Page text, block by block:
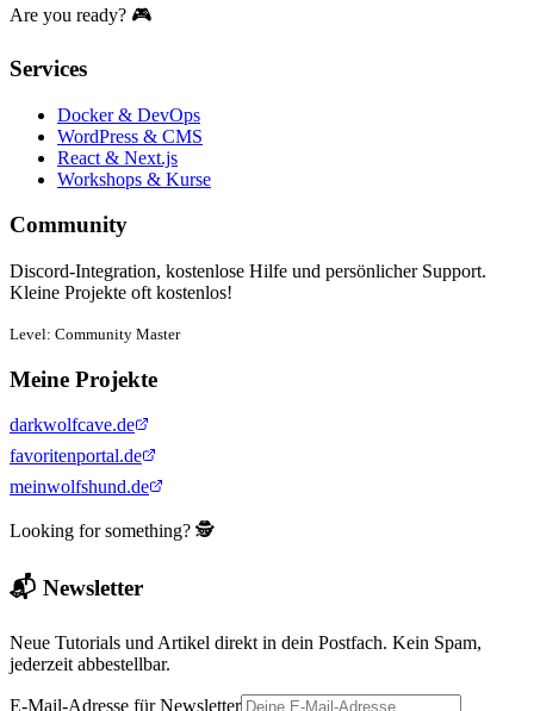
Are you ready? 🎮
Services
Docker & DevOps
WordPress & CMS
React & Next.js
Workshops & Kurse
Community
Discord-Integration, kostenlose Hilfe und persönlicher Support.
Kleine Projekte oft kostenlos!
Level: Community Master
Meine Projekte
darkwolfcave.de
favoritenportal.de
meinwolfshund.de
Looking for something? 🕵️
📬 Newsletter
Neue Tutorials und Artikel direkt in dein Postfach. Kein Spam,
jederzeit abbestellbar.
E-Mail-Adresse für Newsletter